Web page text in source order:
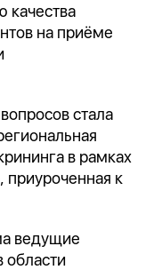
на приёме
стала
в рамках
приуроченная к
ведущие
области